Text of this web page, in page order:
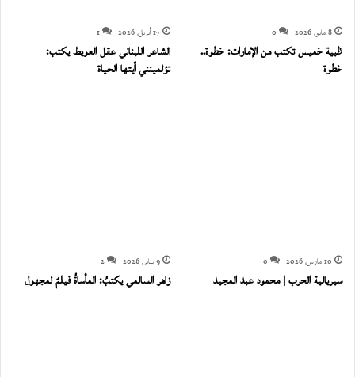
8 مايو، 2026 0
ظبية خميس تكتب من الإمارات: خطوة..
خطوة
17 أبريل، 2026 1
الشاعر اللبناني عقل العويط يكتب:
تؤلمينني أيتها الحياة
10 مارس، 2026 0
سيريالية الحرب | محمود عبد المجيد
9 يناير، 2026 2
زاهر السالمي يكتبُ: المأساةُ فيلمٌ لمجهول